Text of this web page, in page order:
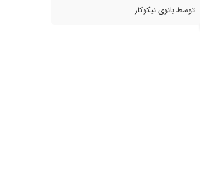
توسط بانوی نیکوکار